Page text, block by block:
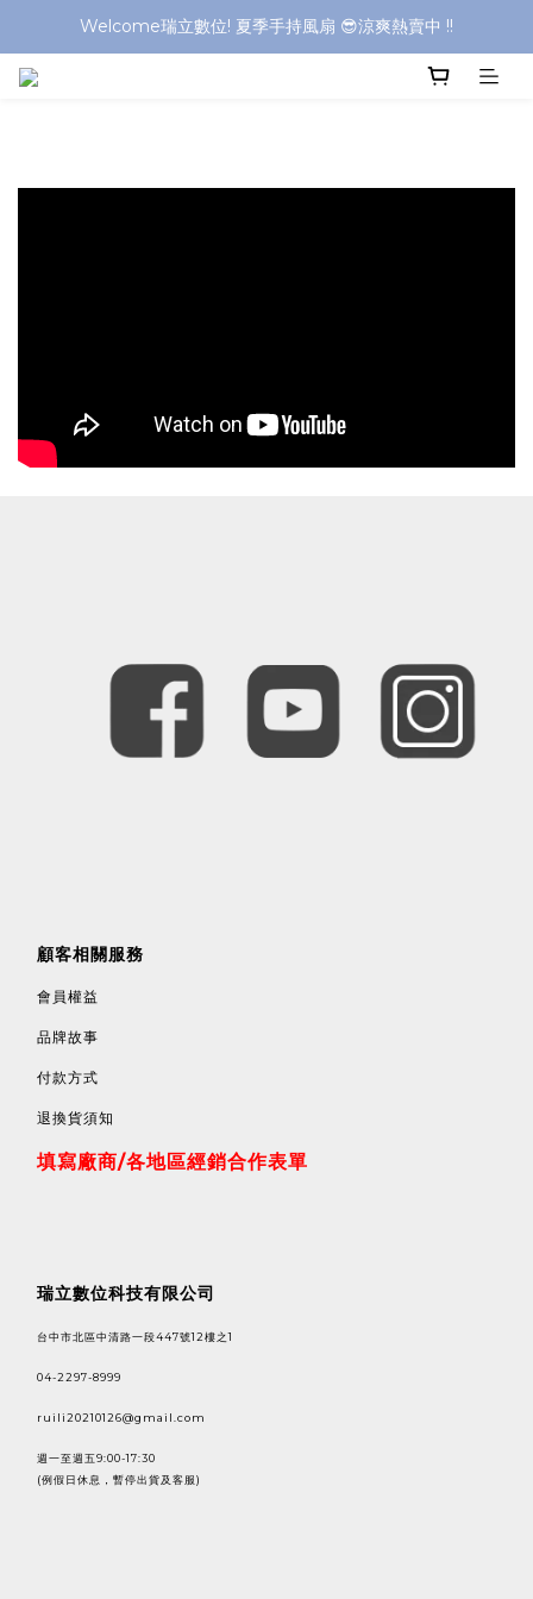
Welcome瑞立數位! 夏季手持風扇 😎涼爽熱賣中 !!
Welcome瑞立數位! 夏季手持風扇 😎涼爽熱賣中 !!
Welcome瑞立數位! 夏季手持風扇 😎涼爽熱賣中 !!
顧客相關服務
會員權益
品牌故事
付款方式
退換貨須知
填寫廠商/各地區經銷合作表單
瑞立數位科技有限公司
台中市北區中清路一段447號12樓之1
04-2297-8999
ruili20210126@gmail.com
週一至週五9:00-17:30
(例假日休息，暫停出貨及客服)